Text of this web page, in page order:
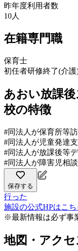
昨年度利用者数
10人
在籍専門職
保育士
初任者研修終了(介護
あおい放課
校の特徴
#同法人が保育所等
#同法人が児童発達
#同法人が放課後等
#同法人が障害児相
保存する
行った
施設の公式HPはこち
※最新情報は必ず事
地図・アクセ